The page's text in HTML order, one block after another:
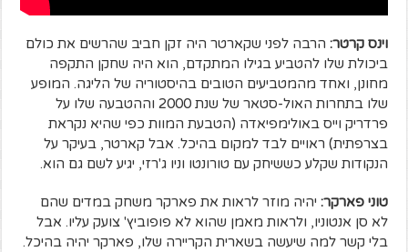
וינסקרטר: הרבה לפני שקארטר היה זקן חביב שהרשים את כולם
ביכולת שלו להטביע בגילו המתקדם, הוא היה שחקן התקפה
מחונן, ואחד מהמטביעים הטובים בהיסטוריה של הליגה. המופע
שלו בתחרות האול-סטאר של שנת 2000 וההטבעה שלו על
פרדריק וייס באולימפיאדה (הטבעת המוות כפי שהיא נקראת
בצרפתית) ראויים לבד למקום בהיכל. אבל קארטר, בעיקר על
הנקודות שקלע כששיחק עם טורונטו וניו ג'רזי, יגיע לשם גם הוא.
טוני פארקר: יהיה מוזר לראות את פארקר משחק במדים שהם
לא סן אנטוניו, ולראות מאמן שהוא לא פופוביץ' צועק עליו. אבל
בלי קשר למה שיעשה בשארית הקריירה שלו, פארקר יהיה בהיכל.